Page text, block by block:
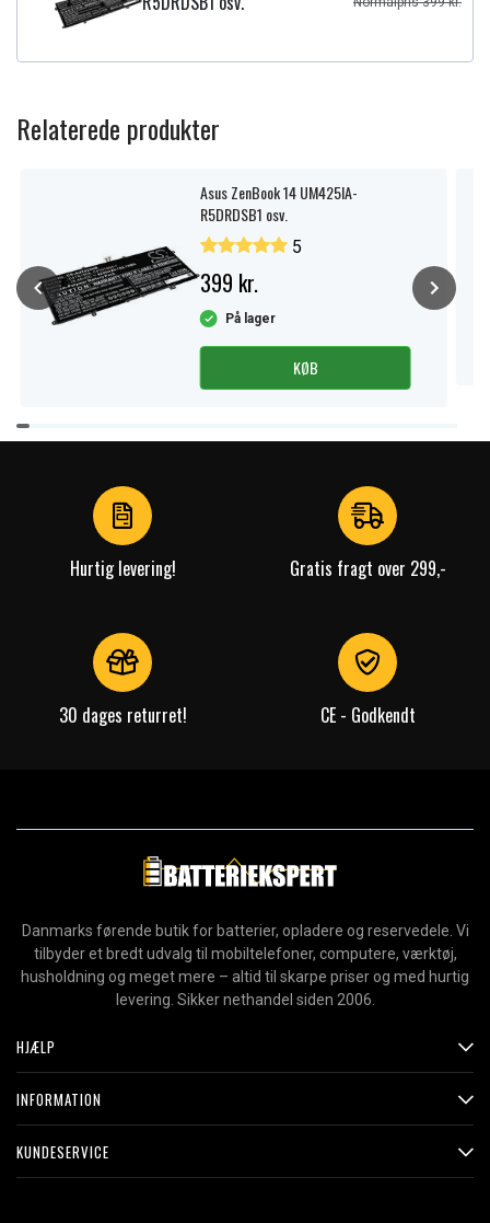
Relaterede produkter
Asus ZenBook 14 UM425IA-
R5DRDSB1 osv.
5
399 kr.
På lager
KØB
Item
1
Hurtig levering! Gratis fragt over 299,-
30 dages returret! CE - Godkendt
Danmarks førende butik for batterier, opladere og reservedele. Vi
tilbyder et bredt udvalg til mobiltelefoner, computere, værktøj,
husholdning og meget mere – altid til skarpe priser og med hurtig
levering. Sikker nethandel siden 2006.
HJÆLP
INFORMATION
KUNDESERVICE